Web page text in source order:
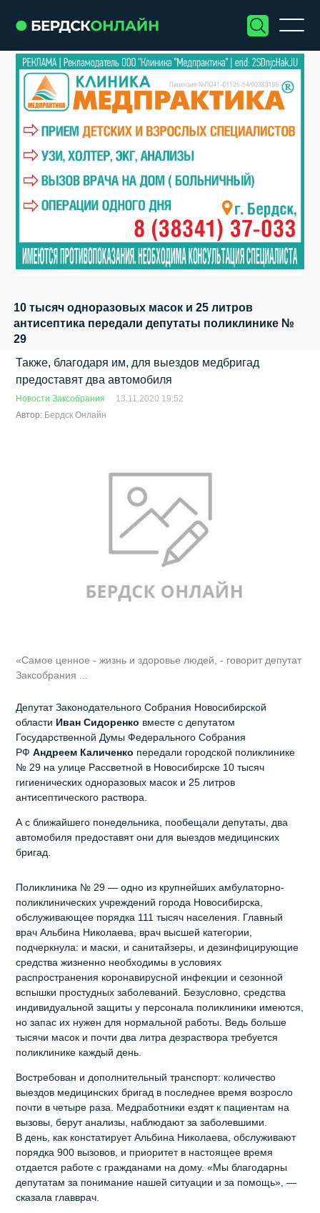
10 тысяч одноразовых масок и 25 литров
антисептика передали депутаты поликлинике №
29
Также, благодаря им, для выездов медбригад
предоставят два автомобиля
Новости Заксобрания
13.11.2020 19:52
Автор: Бердск Онлайн
«Самое ценное - жизнь и здоровье людей, - говорит депутат
Заксобрания ...
Депутат Законодательного Собрания Новосибирской
области Иван Сидоренко вместе с депутатом
Государственной Думы Федерального Собрания
РФАндреем Каличенко передали городской поликлинике
№ 29 на улице Рассветной в Новосибирске 10 тысяч
гигиенических одноразовых масок и 25 литров
антисептического раствора.
А с ближайшего понедельника, пообещали депутаты, два
автомобиля предоставят они для выездов медицинских
бригад.
Поликлиника № 29 — одно из крупнейших амбулаторно-
поликлинических учреждений города Новосибирска,
обслуживающее порядка 111 тысяч населения. Главный
врач Альбина Николаева, врач высшей категории,
подчеркнула: и маски, и санитайзеры, и дезинфицирующие
средства жизненно необходимы в условиях
распространения коронавирусной инфекции и сезонной
вспышки простудных заболеваний. Безусловно, средства
индивидуальной защиты у персонала поликлиники имеются,
но запас их нужен для нормальной работы. Ведь больше
тысячи масок и почти два литра дезраствора требуется
поликлинике каждый день.
Востребован и дополнительный транспорт: количество
выездов медицинских бригад в последнее время возросло
почти в четыре раза. Медработники ездят к пациентам на
вызовы, берут анализы, наблюдают за заболевшими.
В день, как констатирует Альбина Николаева, обслуживают
порядка 900 вызовов, и приоритет в настоящее время
отдается работе с гражданами на дому. «Мы благодарны
депутатам за понимание нашей ситуации и за помощь», —
сказала главврач.